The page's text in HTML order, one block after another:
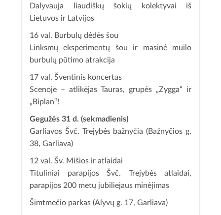
Dalyvauja liaudiškų šokių kolektyvai iš
Lietuvos ir Latvijos
16 val. Burbulų dėdės šou
Linksmų eksperimentų šou ir masinė muilo
burbulų pūtimo atrakcija
17 val. Šventinis koncertas
Scenoje – atlikėjas Tauras, grupės „Zygga“ ir
„Biplan“!
Gegužės 31 d. (sekmadienis)
Garliavos Švč. Trejybės bažnyčia (Bažnyčios g.
38, Garliava)
12 val. Šv. Mišios ir atlaidai
Tituliniai parapijos Švč. Trejybės atlaidai,
parapijos 200 metų jubiliejaus minėjimas
Šimtmečio parkas (Alyvų g. 17, Garliava)